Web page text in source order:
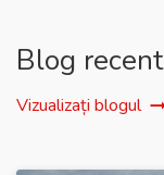
Blog recent
Vizualizați blogul